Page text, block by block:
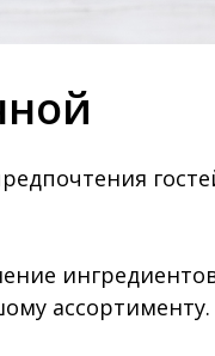
ассортименту.